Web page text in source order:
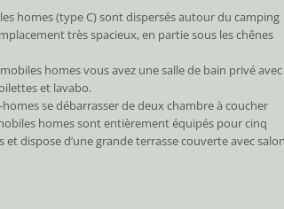
homes (type C) sont dispersés autour du camping
très spacieux, en partie sous les chênes
homes vous avez une salle de bain privé avec
et lavabo.
se débarrasser de deux chambre à coucher
homes sont entièrement équipés pour cinq
et dispose d’une grande terrasse couverte avec